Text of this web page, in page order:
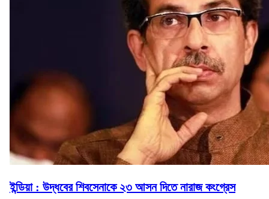
ইন্ডিয়া : উদ্ধবের শিবসেনাকে ২৩ আসন দিতে নারাজ কংগ্রেস